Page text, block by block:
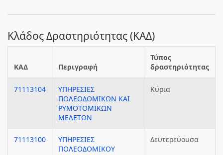
Κλάδος Δραστηριότητας (ΚΑΔ)
ΚΑΔ Περιγραφή
Τύπος
δραστηριότητας
71113104
ΥΠΗΡΕΣΙΕΣ
ΠΟΛΕΟΔΟΜΙΚΩΝ ΚΑΙ
ΡΥΜΟΤΟΜΙΚΩΝ
ΜΕΛΕΤΩΝ
Κύρια
71113100
ΥΠΗΡΕΣΙΕΣ
ΠΟΛΕΟΔΟΜΙΚΟΥ
Δευτερεύουσα